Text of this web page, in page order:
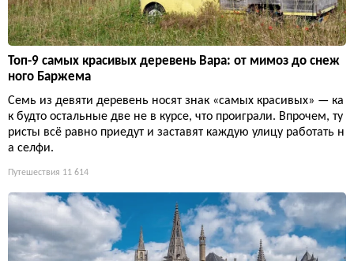
Топ-9 самых красивых деревень Вара: от мимоз до снеж
ного Баржема
Семь из девяти деревень носят знак «самых красивых» — ка
к будто остальные две не в курсе, что проиграли. Впрочем, ту
ристы всё равно приедут и заставят каждую улицу работать н
а селфи.
Путешествия 11 614